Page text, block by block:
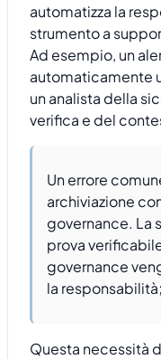
automatizza la
strumento a
Ad esempio, un
automaticamente
un analista della
verifica e del
Un errore
archiviazione
governance. La
prova
governance
la
Questa necessità